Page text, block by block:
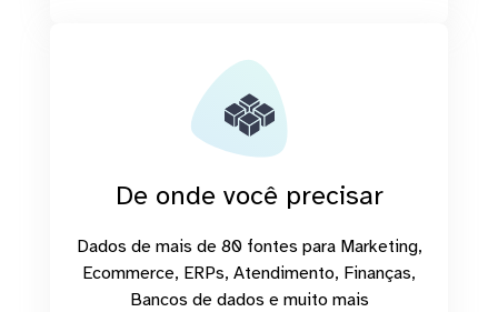
De onde você precisar
Dados de mais de 80 fontes para Marketing,
Ecommerce, ERPs, Atendimento, Finanças,
Bancos de dados e muito mais